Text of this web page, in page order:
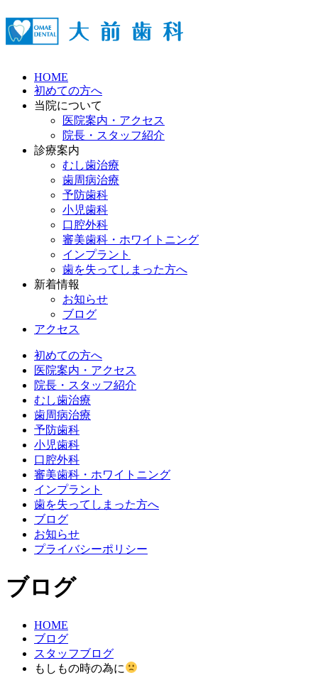
HOME
初めての方へ
当院について
医院案内・アクセス
院長・スタッフ紹介
診療案内
むし歯治療
歯周病治療
予防歯科
小児歯科
口腔外科
審美歯科・ホワイトニング
インプラント
歯を失ってしまった方へ
新着情報
お知らせ
ブログ
アクセス
初めての方へ
医院案内・アクセス
院長・スタッフ紹介
むし歯治療
歯周病治療
予防歯科
小児歯科
口腔外科
審美歯科・ホワイトニング
インプラント
歯を失ってしまった方へ
ブログ
お知らせ
プライバシーポリシー
ブログ
HOME
ブログ
スタッフブログ
もしもの時の為に